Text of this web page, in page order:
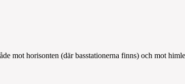
mot horisonten (där basstationerna finns) och mot